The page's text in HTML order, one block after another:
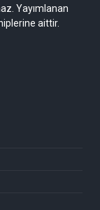
Yayımlanan
aittir.